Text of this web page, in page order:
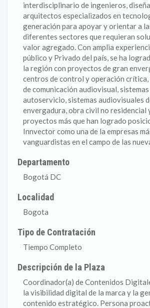
interdisciplinario de ingenieros,
arquitectos especializados en
generación para apoyar y orientar a
diferentes sectores que requieran
valor agregado. Con amplia
público y Privado del país, se ha
la región con proyectos de gran
centros de control y operación
de comunicación audiovisual, sistemas
autoservicio, sistemas audiovisuales
envergadura, obra civil no residencial
proyectos más que han logrado
Innvector como una de la empresas
vanguardistas en el campo de las
Departamento
Bogotá DC
Localidad
Bogota
Tipo de Contratación
Tiempo Completo
Descripción de la Plaza
Coordinador(a) de Contenidos
la visibilidad digital de la marca y la
contenido estratégico. Persona